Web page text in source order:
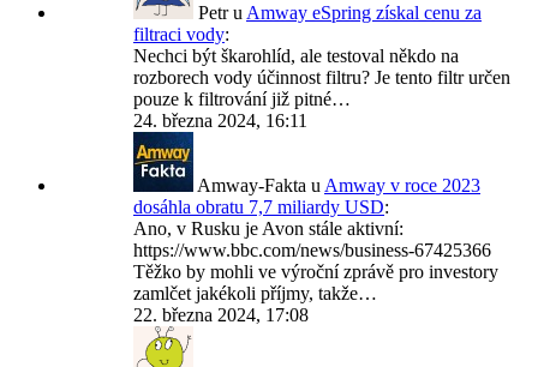
Petru Amway eSpring získal cenu za
filtraci vody:
Nechci být škarohlíd, ale testoval někdo na
rozborech vody účinnost filtru? Je tento filtr určen
pouze k filtrování již pitné…
24. března 2024, 16:11
Amway-Fakta u Amway v roce 2023
dosáhla obratu 7,7 miliardy USD:
Ano, v Rusku je Avon stále aktivní:
https://www.bbc.com/news/business-67425366
Těžko by mohli ve výroční zprávě pro investory
zamlčet jakékoli příjmy, takže…
22. března 2024, 17:08